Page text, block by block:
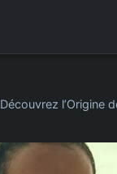
Découvrez l’Origine